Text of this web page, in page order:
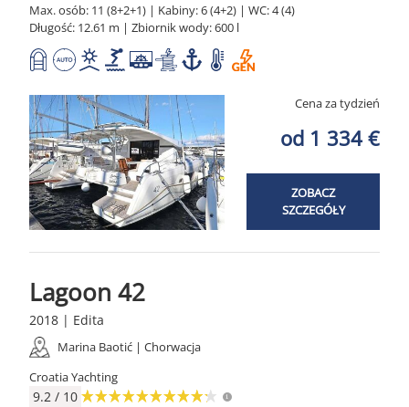
Max. osób: 11 (8+2+1) | Kabiny: 6 (4+2) | WC: 4 (4)
Długość: 12.61 m | Zbiornik wody: 600 l
Cena za tydzień
od 1 334 €
ZOBACZ
SZCZEGÓŁY
Lagoon 42
2018 | Edita
Marina Baotić | Chorwacja
Croatia Yachting
9.2 / 10